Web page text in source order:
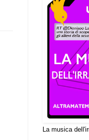
La musica